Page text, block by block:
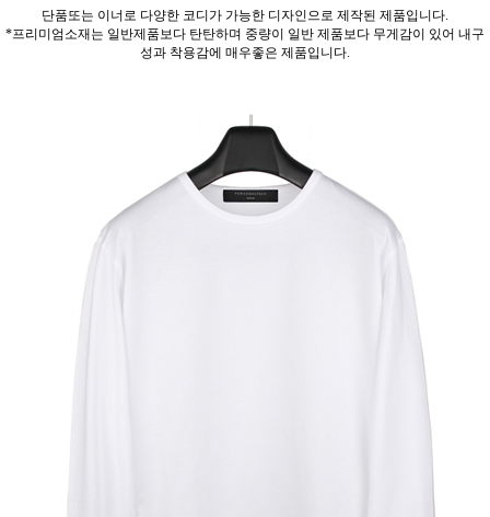
단품또는 이너로 다양한 코디가 가능한 디자인으로 제작된 제품입니다.
*프리미엄소재는 일반제품보다 탄탄하며 중량이 일반 제품보다 무게감이 있어 내구
성과 착용감에 매우좋은 제품입니다.